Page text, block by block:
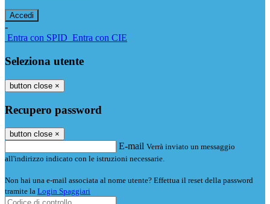
-
Entra con SPID Entra con CIE
Seleziona utente
button close ×
Recupero password
button close ×
E-mail Verrà inviato un messaggio
all'indirizzo indicato con le istruzioni necessarie.
Non hai una e-mail associata al nome utente? Effettua il reset della password
tramite la Login Spaggiari